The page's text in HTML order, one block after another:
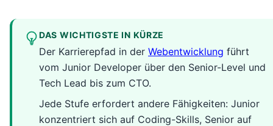
DAS WICHTIGSTE IN KÜRZE
Der Karrierepfad in der Webentwicklung führt
vom Junior Developer über den Senior-Level und
Tech Lead bis zum CTO.
Jede Stufe erfordert andere Fähigkeiten: Junior
konzentriert sich auf Coding-Skills, Senior auf